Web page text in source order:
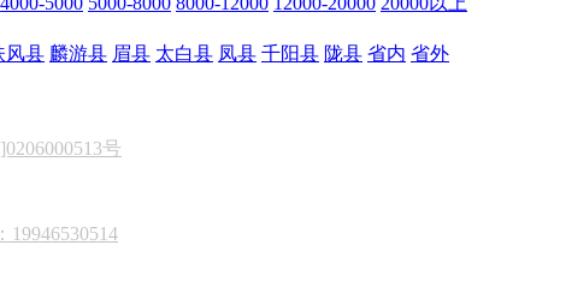
风县 麟游县 眉县 太白县 凤县 千阳县 陇县 省内 省外
号